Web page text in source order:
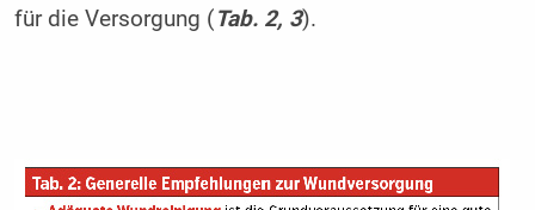
für die Versorgung (Tab. 2, 3).